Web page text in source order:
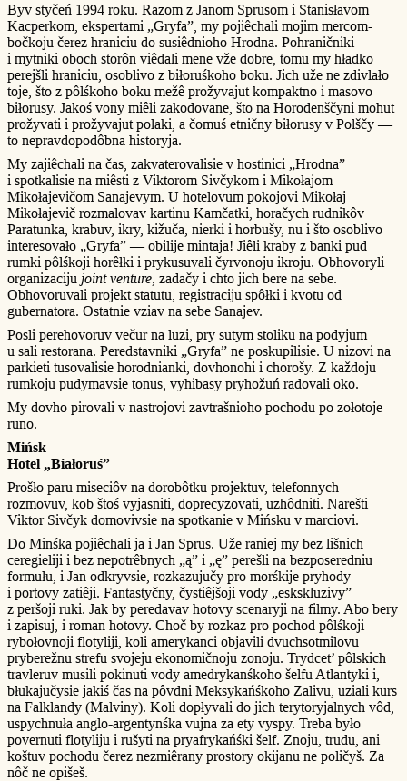
Byv styčeń 1994 roku. Razom z Janom Sprusom i Stanisłavom
Kacperkom, ekspertami „Gryfa”, my pojiêchali mojim mercom-
bočkoju čerez hraniciu do susiêdnioho Hrodna. Pohraničniki
i mytniki oboch storôn viêdali mene vže dobre, tomu my hładko
perejšli hraniciu, osoblivo z biłoruśkoho boku. Jich uže ne zdivlało
toje, što z pôlśkoho boku mežê prožyvajut kompaktno i masovo
biłorusy. Jakoś vony miêli zakodovane, što na Horodenščyni mohut
prožyvati i prožyvajut polaki, a čomuś etničny biłorusy v Polščy —
to nepravdopodôbna historyja.
My zajiêchali na čas, zakvaterovalisie v hostinici „Hrodna”
i spotkalisie na miêsti z Viktorom Sivčykom i Mikołajom
Mikołajevičom Sanajevym. U hotelovum pokojovi Mikołaj
Mikołajevič rozmalovav kartinu Kamčatki, horačych rudnikôv
Paratunka, krabuv, ikry, kižuča, nierki i horbušy, nu i što osoblivo
interesovało „Gryfa” — obilije mintaja! Jiêli kraby z banki pud
rumki pôlśkoji horêłki i prykusuvali čyrvonoju ikroju. Obhovoryli
organizaciju joint venture , zadačy i chto jich bere na sebe.
Obhovoruvali projekt statutu, registraciju spôłki i kvotu od
gubernatora. Ostatnie vziav na sebe Sanajev.
Posli perehovoruv večur na luzi, pry sutym stoliku na podyjum
u sali restorana. Peredstavniki „Gryfa” ne poskupilisie. U nizovi na
parkieti tusovalisie horodnianki, dovhonohi i chorošy. Z každoju
rumkoju pudymavsie tonus, vyhibasy pryhožuń radovali oko.
My dovho pirovali v nastrojovi zavtrašnioho pochodu po zołotoje
runo.
Mińsk
Hotel „Białoruś”
Prošło paru miseciôv na dorobôtku projektuv, telefonnych
rozmovuv, kob štoś vyjasniti, doprecyzovati, uzhôdniti. Narešti
Viktor Sivčyk domovivsie na spotkanie v Mińsku v marciovi.
Do Minśka pojiêchali ja i Jan Sprus. Uže raniej my bez lišnich
ceregieliji i bez nepotrêbnych „ą” i „ę” perešli na bezposeredniu
formułu, i Jan odkryvsie, rozkazujučy pro morśkije pryhody
i portovy zatiêji. Fantastyčny, čystiêjšoji vody „eskskluzivy”
z peršoji ruki. Jak by peredavav hotovy scenaryji na filmy. Abo bery
i zapisuj, i roman hotovy. Choč by rozkaz pro pochod pôlśkoji
rybołovnoji flotyliji, koli amerykanci objavili dvuchsotmilovu
pryberežnu strefu svojeju ekonomičnoju zonoju. Trydcet’ pôlskich
travleruv musili pokinuti vody amedrykanśkoho šelfu Atlantyki i,
błukajučysie jakiś čas na pôvdni Meksykańśkoho Zalivu, uziali kurs
na Falklandy (Malviny). Koli dopłyvali do jich terytoryjalnych vôd,
uspychnuła anglo-argentynśka vujna za ety vyspy. Treba było
povernuti flotyliju i rušyti na pryafrykańśki šelf. Znoju, trudu, ani
koštuv pochodu čerez nezmiêrany prostory okijanu ne poličyš. Za
nôč ne opišeš.